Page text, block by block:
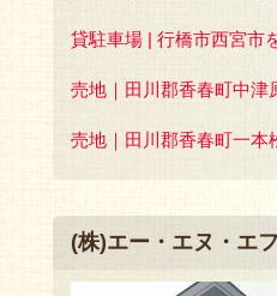
貸駐車場 | 行橋市西宮市
売地｜田川郡香春町中津
売地｜田川郡香春町一本
(株)エー・エヌ・エフ